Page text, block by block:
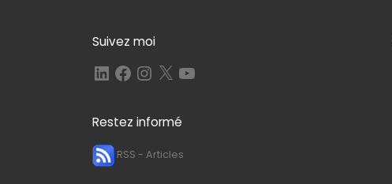
Suivez moi
LinkedInFacebook
Instagram
X YouTube
Restez informé
RSS - Articles